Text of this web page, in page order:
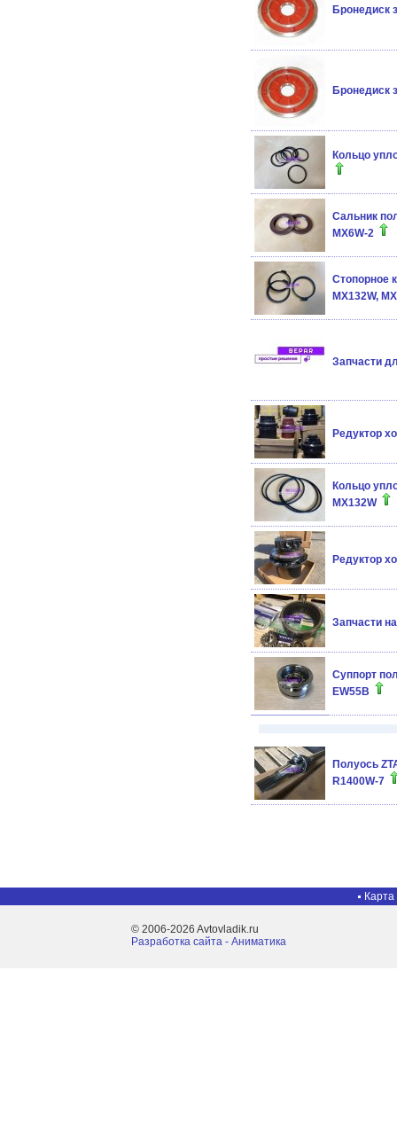
Бронедиск
Бронедиск
Кольцо
Сальник
MX6W-2
Стопорное
MX132W,
Запчасти
Редуктор
Кольцо
MX132W
Редуктор
Запчасти
Суппорт
EW55B
Полуось
R1400W-7
Карта
© 2006-2026 Avtovladik.ru
Разработка сайта - Aниматика